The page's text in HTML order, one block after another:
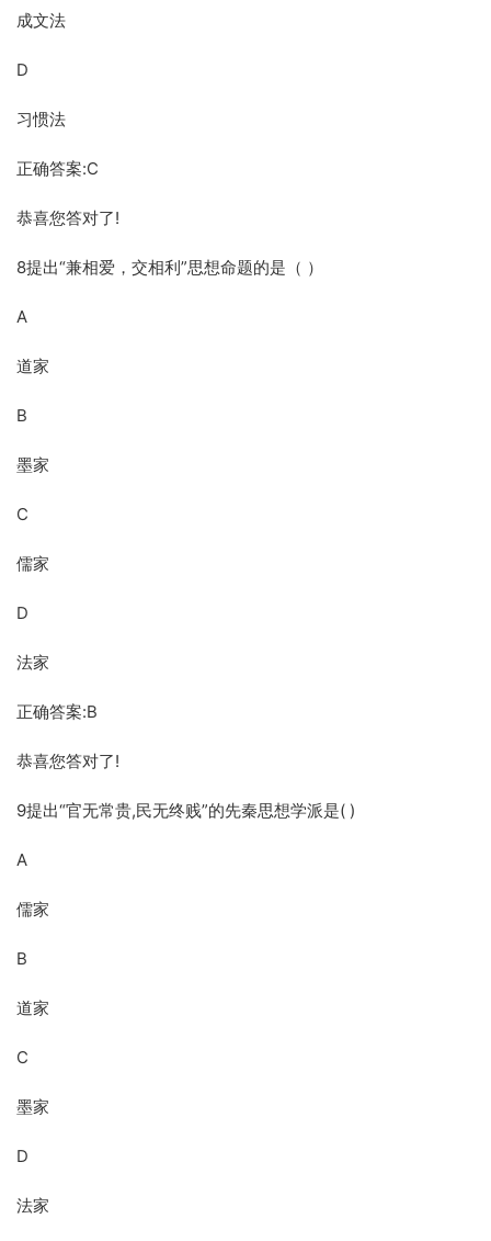
成文法
D
习惯法
正确答案:C
恭喜您答对了!
8提出“兼相爱，交相利”思想命题的是（ ）
A
道家
B
墨家
C
儒家
D
法家
正确答案:B
恭喜您答对了!
9提出“官无常贵,民无终贱”的先秦思想学派是( )
A
儒家
B
道家
C
墨家
D
法家